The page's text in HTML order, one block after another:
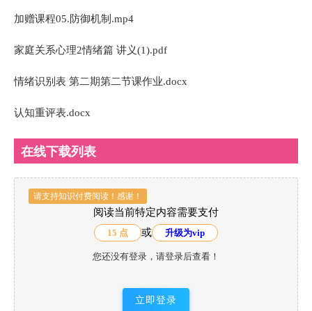
加赠课程05.防御机制.mp4
家庭关系心理2情绪篇 讲义(1).pdf
情绪识别表 第二期第二节课作业.docx
认知重评表.docx
在线下载列表
请支持知识付费阅读！感谢！
阅读当前特定内容需要支付
15 点 或 升级为vip
您还没有登录，请登录后查看！
立即登录